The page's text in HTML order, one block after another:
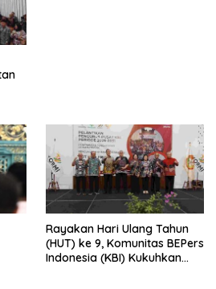
&
Rayakan Hari Ulang Tahun
(HUT) ke 9, Komunitas BEPers
Indonesia (KBI) Kukuhkan